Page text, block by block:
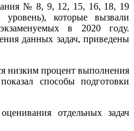
№ 8, 9, 12, 15, 16, 18, 19
которые вызвали
в 2020 году.
данных задач, приведены
низким процент выполнения
способы подготовки
отдельных задач